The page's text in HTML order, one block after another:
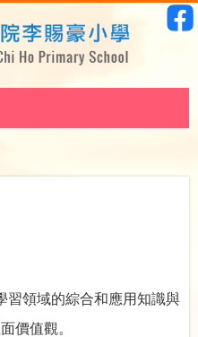
習領域的綜合和應用知識與
價值觀。